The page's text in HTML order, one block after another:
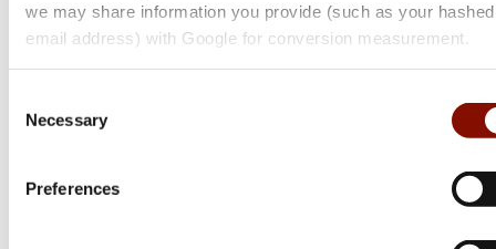
we may share information you provide (such as your hashed
email address) with Google for conversion measurement.
Selection
Necessary
Preferences